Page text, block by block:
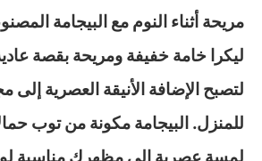
مريحة أثناء النوم مع البيجامة
ليكرا خامة خفيفة ومريحة بقصة
لتصبح الإضافة الأنيقة العصرية
للمنزل. البيجامة مكونة من توب